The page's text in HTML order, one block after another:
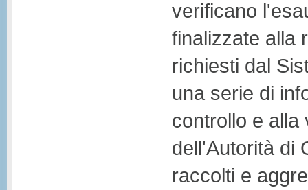
verificano
finalizzate alla
richiesti dal
una serie di
controllo e alla
dell'Autorità di
raccolti e